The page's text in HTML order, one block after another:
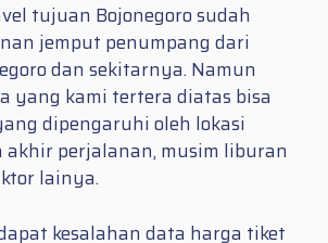
tujuan Bojonegoro sudah
jemput penumpang dari
dan sekitarnya. Namun
yang kami tertera diatas bisa
dipengaruhi oleh lokasi
perjalanan, musim liburan
lainya.
kesalahan data harga tiket